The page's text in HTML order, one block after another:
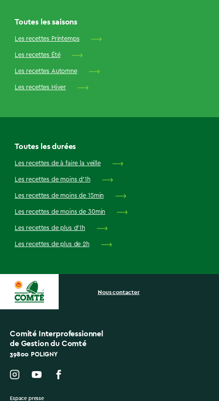
Toutes les saisons
Les recettes Printemps
Les recettes Été
Les recettes Automne
Les recettes Hiver
Toutes les durées
Les recettes de à faire la veille
Les recettes de moins d'1h
Les recettes de moins de 15min
Les recettes de moins de 30min
Les recettes de plus d'1h
Les recettes de plus de 2h
Comité Interprofessionnel
de Gestion du Comté
39800 POLIGNY
Nous contacter
Espace presse